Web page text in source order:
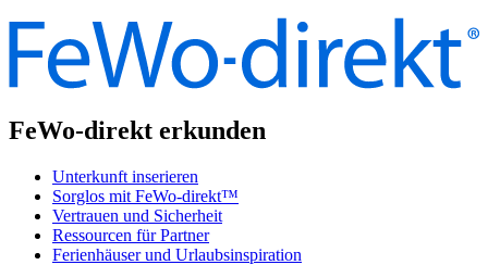
FeWo-direkt erkunden
Unterkunft inserieren
Sorglos mit FeWo-direkt™
Vertrauen und Sicherheit
Ressourcen für Partner
Ferienhäuser und Urlaubsinspiration